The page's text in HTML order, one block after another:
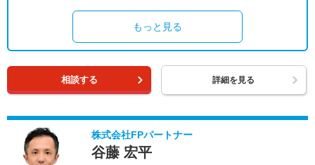
もっと見る
相談する 詳細を見る
株式会社FPパートナー
谷藤 宏平